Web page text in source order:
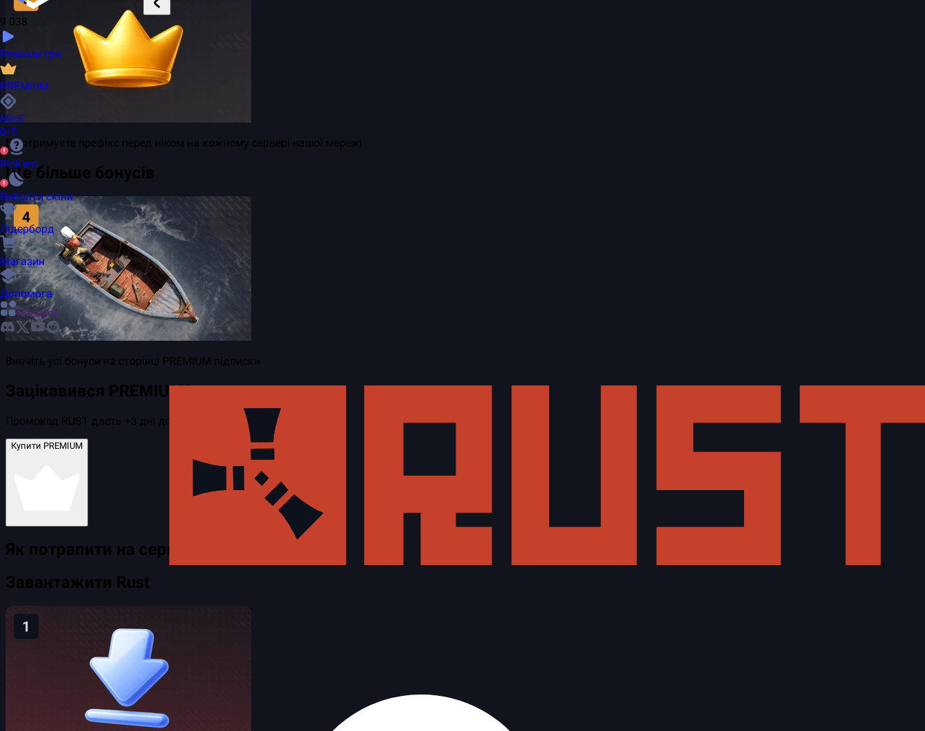
9 038
Режими гри
PREMIUM
Місії
0/5
Pick'em
Вибрати скіни
Лідерборд
Магазин
Допомога
Послуги
Ви отримуєте префікс перед ніком на кожному сервері нашої мережі
Ще більше бонусів
Вивчіть усі бонуси на сторінці PREMIUM підписки
Зацікавився PREMIUM?
Промокод RUST дасть +3 дні до підписки
Купити PREMIUM
Як потрапити на сервер?
Завантажити Rust